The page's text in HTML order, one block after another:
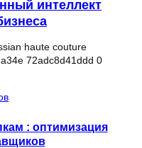
интеллект
: оптимизация